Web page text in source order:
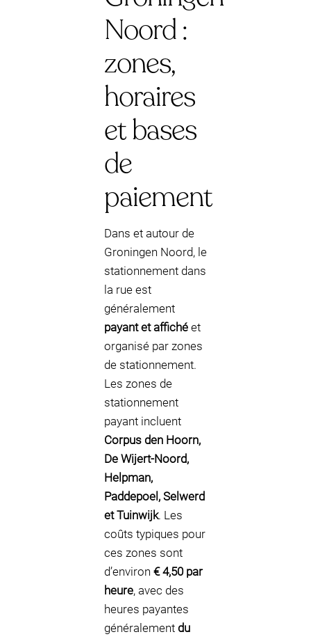
Noord :
zones,
horaires
et bases
de
paiement
Dans et autour de
Groningen Noord, le
stationnement dans
la rue est
généralement
payant et affiché et
organisé par zones
de stationnement.
Les zones de
stationnement
payant incluent
Corpus den Hoorn,
De Wijert-Noord,
Helpman,
Paddepoel, Selwerd
et Tuinwijk. Les
coûts typiques pour
ces zones sont
d’environ € 4,50 par
heure, avec des
heures payantes
généralement du